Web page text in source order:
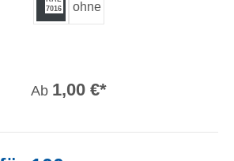
7016
ohne
Ab 1,00 €*